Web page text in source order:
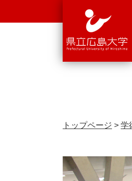
島
大
トップページ > 学